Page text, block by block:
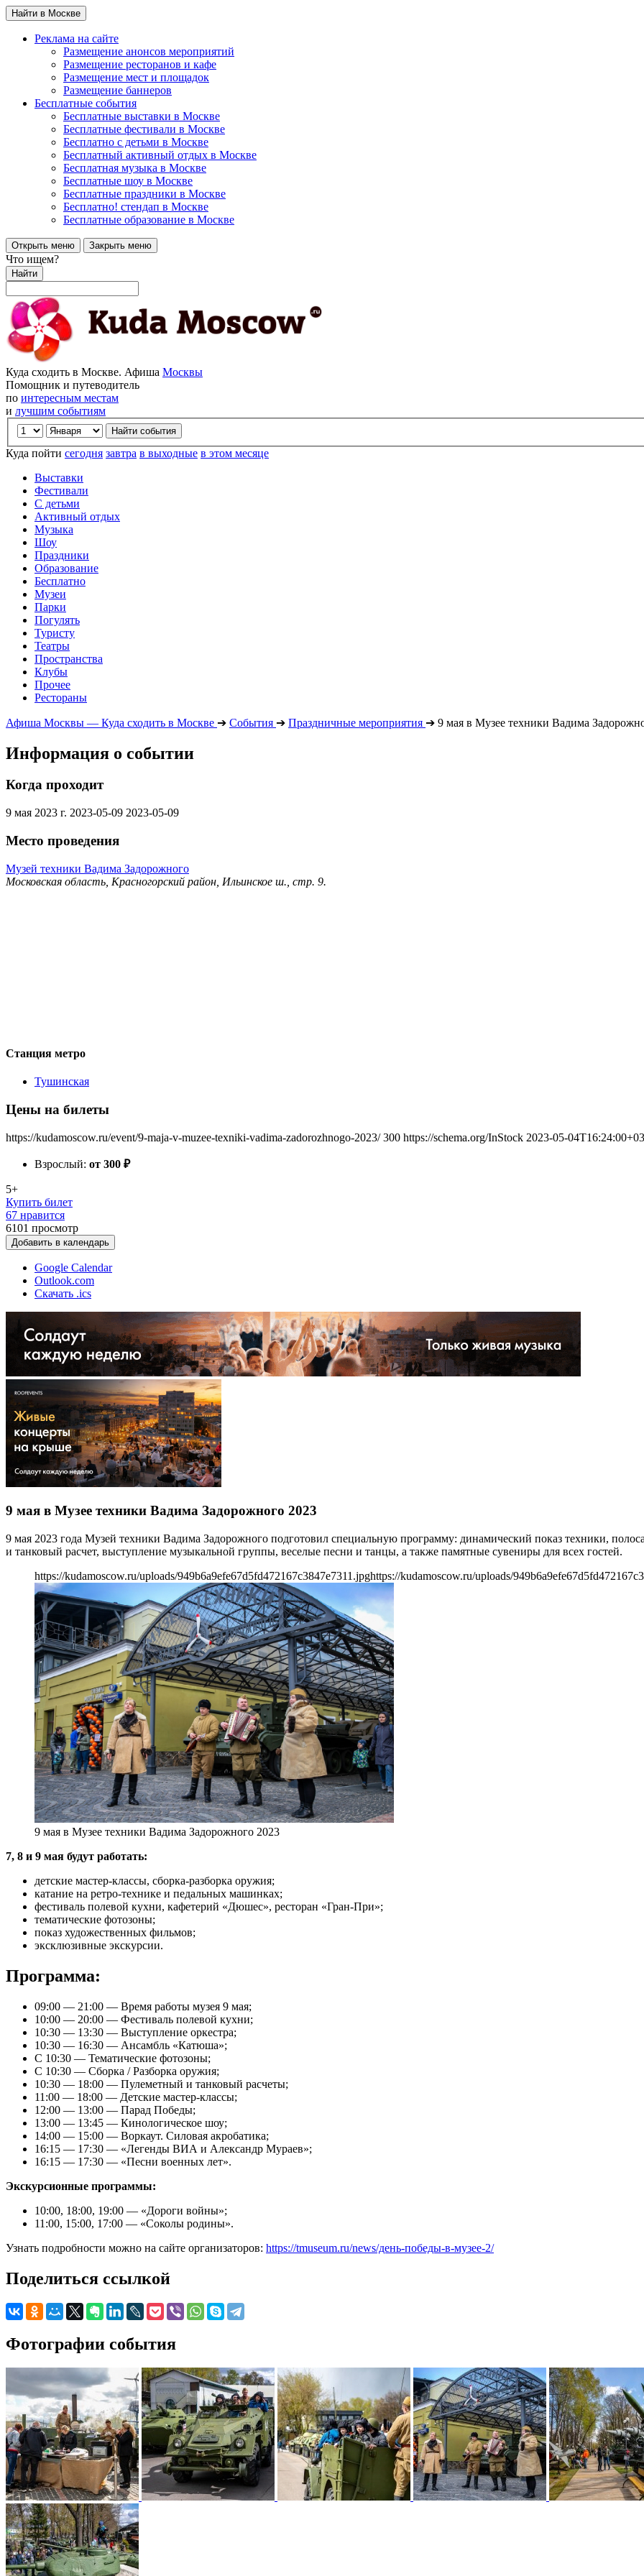
Найти в Москве
Реклама на сайте
Размещение анонсов мероприятий
Размещение ресторанов и кафе
Размещение мест и площадок
Размещение баннеров
Бесплатные события
Бесплатные выставки в Москве
Бесплатные фестивали в Москве
Бесплатно с детьми в Москве
Бесплатный активный отдых в Москве
Бесплатная музыка в Москве
Бесплатные шоу в Москве
Бесплатные праздники в Москве
Бесплатно! стендап в Москве
Бесплатные образование в Москве
Открыть меню Закрыть меню
Что ищем?
Найти
Куда сходить в Москве. Афиша Москвы
Помощник и путеводитель
по интересным местам
и лучшим событиям
Куда пойти сегодня завтра в выходные в этом месяце
Выставки
Фестивали
С детьми
Активный отдых
Музыка
Шоу
Праздники
Образование
Бесплатно
Музеи
Парки
Погулять
Туристу
Театры
Пространства
Клубы
Прочее
Рестораны
Афиша Москвы — Куда сходить в Москве ➔ События ➔ Праздничные мероприятия ➔ 9 мая в Музее техники Вадима
Информация о событии
Когда проходит
9 мая 2023 г. 2023-05-09 2023-05-09
Место проведения
Музей техники Вадима Задорожного
Московская область, Красногорский район, Ильинское ш., стр. 9.
Станция метро
Тушинская
Цены на билеты
https://kudamoscow.ru/event/9-maja-v-muzee-texniki-vadima-zadorozhnogo-2023/ 300 https://schema.org/InStock 2023-05-
Взрослый: от 300 ₽
5+
Купить билет
67 нравится
6101 просмотр
Добавить в календарь
Google Calendar
Outlook.com
Скачать .ics
9 мая в Музее техники Вадима Задорожного 2023
9 мая 2023 года Музей техники Вадима Задорожного подготовил специальную программу: динамический показ техники,
и танковый расчет, выступление музыкальной группы, веселые песни и танцы, а также памятные сувениры для всех гостей.
https://kudamoscow.ru/uploads/949b6a9efe67d5fd472167c3847e7311.jpghttps://kudamoscow.ru/uploads/
9 мая в Музее техники Вадима Задорожного 2023
7, 8 и 9 мая будут работать:
детские мастер-классы, сборка-разборка оружия;
катание на ретро-технике и педальных машинках;
фестиваль полевой кухни, кафетерий «Дюшес», ресторан «Гран-При»;
тематические фотозоны;
показ художественных фильмов;
эксклюзивные экскурсии.
Программа:
09:00 — 21:00 — Время работы музея 9 мая;
10:00 — 20:00 — Фестиваль полевой кухни;
10:30 — 13:30 — Выступление оркестра;
10:30 — 16:30 — Ансамбль «Катюша»;
С 10:30 — Тематические фотозоны;
С 10:30 — Сборка / Разборка оружия;
10:30 — 18:00 — Пулеметный и танковый расчеты;
11:00 — 18:00 — Детские мастер-классы;
12:00 — 13:00 — Парад Победы;
13:00 — 13:45 — Кинологическое шоу;
14:00 — 15:00 — Воркаут. Силовая акробатика;
16:15 — 17:30 — «Легенды ВИА и Александр Мураев»;
16:15 — 17:30 — «Песни военных лет».
Экскурсионные программы:
10:00, 18:00, 19:00 — «Дороги войны»;
11:00, 15:00, 17:00 — «Соколы родины».
Узнать подробности можно на сайте организаторов: https://tmuseum.ru/news/день-победы-в-музее-2/
Поделиться ссылкой
Фотографии события